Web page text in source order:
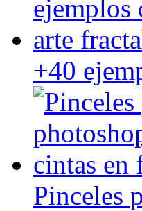
+40
Pinceles